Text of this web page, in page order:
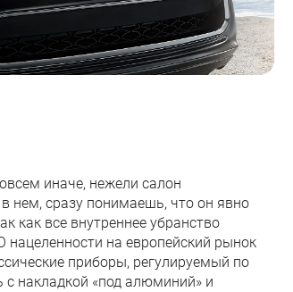
иначе, нежели салон
нем, сразу понимаешь, что он явно
как все внутреннее убранство
на европейский рынок
приборы, регулируемый по
накладкой «под алюминий» и